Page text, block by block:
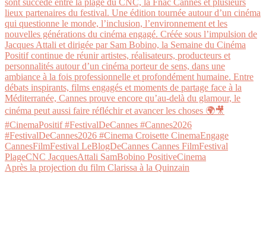
Après la projection du film Clarissa à la Quinzain